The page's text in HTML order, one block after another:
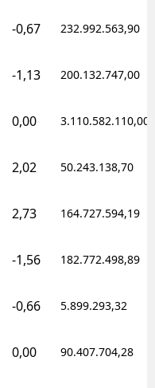
-0,67 232.992.563,90
-1,13 200.132.747,00
0,00 3.110.582.110,00
2,02 50.243.138,70
2,73 164.727.594,19
-1,56 182.772.498,89
-0,66 5.899.293,32
0,00 90.407.704,28